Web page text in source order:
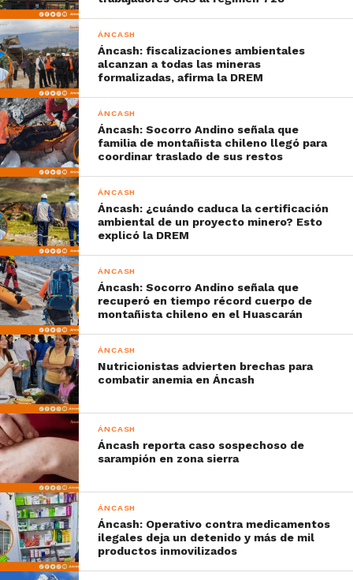
ÁNCASH
Áncash: fiscalizaciones ambientales
alcanzan a todas las mineras
formalizadas, afirma la DREM
ÁNCASH
Áncash: Socorro Andino señala que
familia de montañista chileno llegó para
coordinar traslado de sus restos
ÁNCASH
Áncash: ¿cuándo caduca la certificación
ambiental de un proyecto minero? Esto
explicó la DREM
ÁNCASH
Áncash: Socorro Andino señala que
recuperó en tiempo récord cuerpo de
montañista chileno en el Huascarán
ÁNCASH
Nutricionistas advierten brechas para
combatir anemia en Áncash
ÁNCASH
Áncash reporta caso sospechoso de
sarampión en zona sierra
ÁNCASH
Áncash: Operativo contra medicamentos
ilegales deja un detenido y más de mil
productos inmovilizados